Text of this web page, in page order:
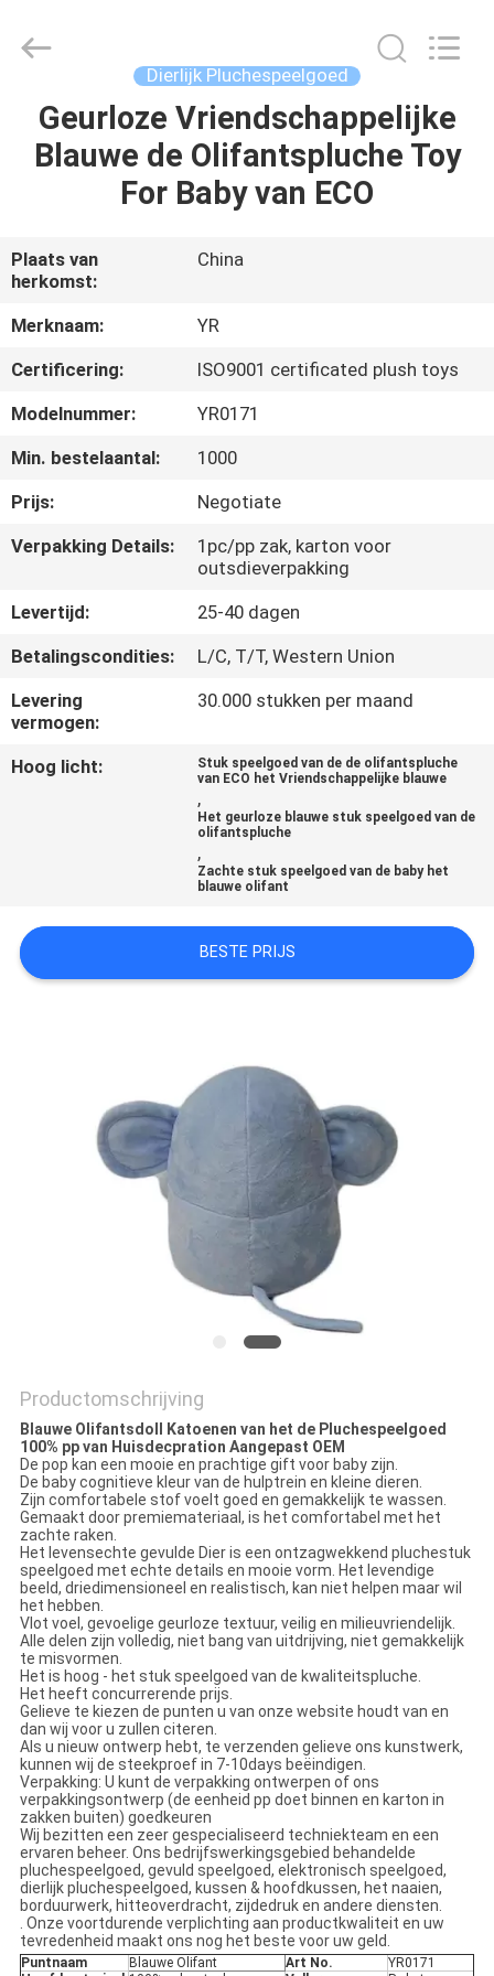
HUIS
PRODUCTEN
ONGEVEER
ONS
FABRIEKSREIS
CONTACTEER
ONS
NIEUWS
VERZOEK
OM
EEN
PRIVACY
POLICY
Dierlijk Pluchespeelgoed
Geurloze Vriendschappelijke
Blauwe de Olifantspluche Toy
For Baby van ECO
Plaats van
herkomst:
China
Merknaam:
YR
Certificering:
ISO9001 certificated plush toys
Modelnummer:
YR0171
Min. bestelaantal:
1000
Prijs:
Negotiate
Verpakking Details:
1pc/pp zak, karton voor
outsdieverpakking
Levertijd:
25-40 dagen
Betalingscondities:
L/C, T/T, Western Union
Levering
vermogen:
30.000 stukken per maand
Hoog licht:
Stuk speelgoed van de de olifantspluche
van ECO het Vriendschappelijke blauwe
,
Het geurloze blauwe stuk speelgoed van de
olifantspluche
,
Zachte stuk speelgoed van de baby het
blauwe olifant
BESTE PRIJS
Productomschrijving
Blauwe Olifantsdoll Katoenen van het de Pluchespeelgoed
100% pp van Huisdecpration Aangepast OEM
De pop kan een mooie en prachtige gift voor baby zijn.
De baby cognitieve kleur van de hulptrein en kleine dieren.
Zijn comfortabele stof voelt goed en gemakkelijk te wassen.
Gemaakt door premiemateriaal, is het comfortabel met het
zachte raken.
Het levensechte gevulde Dier is een ontzagwekkend pluchestuk
speelgoed met echte details en mooie vorm. Het levendige
beeld, driedimensioneel en realistisch, kan niet helpen maar wil
het hebben.
Vlot voel, gevoelige geurloze textuur, veilig en milieuvriendelijk.
Alle delen zijn volledig, niet bang van uitdrijving, niet gemakkelijk
te misvormen.
Het is hoog - het stuk speelgoed van de kwaliteitspluche.
Het heeft concurrerende prijs.
Gelieve te kiezen de punten u van onze website houdt van en
dan wij voor u zullen citeren.
Als u nieuw ontwerp hebt, te verzenden gelieve ons kunstwerk,
kunnen wij de steekproef in 7-10days beëindigen.
Verpakking: U kunt de verpakking ontwerpen of ons
verpakkingsontwerp (de eenheid pp doet binnen en karton in
zakken buiten) goedkeuren
Wij bezitten een zeer gespecialiseerd techniekteam en een
ervaren beheer. Ons bedrijfswerkingsgebied behandelde
pluchespeelgoed, gevuld speelgoed, elektronisch speelgoed,
dierlijk pluchespeelgoed, kussen & hoofdkussen, het naaien,
borduurwerk, hitteoverdracht, zijdedruk en andere diensten.
. Onze voortdurende verplichting aan productkwaliteit en uw
tevredenheid maakt ons nog het beste voor uw geld.
Puntnaam Blauwe Olifant Art No.
YR0171